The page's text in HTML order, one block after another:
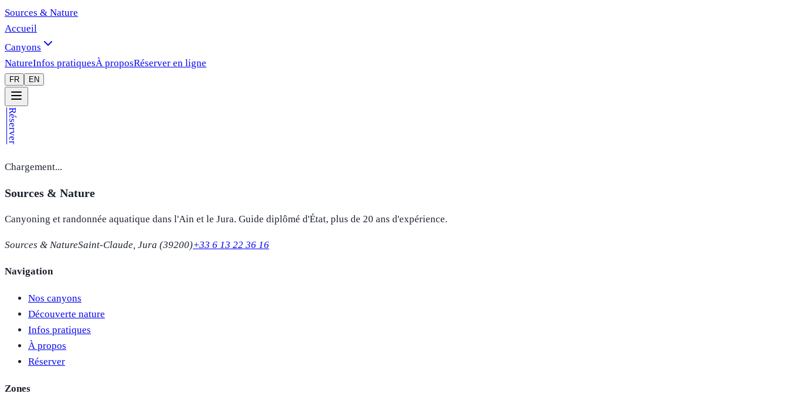
Sources & Nature
Accueil
Canyons
NatureInfos pratiquesÀ proposRéserver en ligne
FR EN
Réserver
Chargement...
Sources & Nature
Canyoning et randonnée aquatique dans l'Ain et le Jura. Guide diplômé d'État, plus de 20 ans d'expérience.
Sources & NatureSaint-Claude, Jura (39200)+33 6 13 22 36 16
Navigation
Nos canyons
Découverte nature
Infos pratiques
À propos
Réserver
Zones